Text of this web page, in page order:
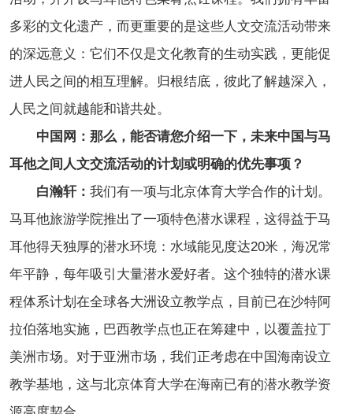
多彩的文化遗产，而更重要的是这些人文交流活动带来
的深远意义：它们不仅是文化教育的生动实践，更能促
进人民之间的相互理解。归根结底，彼此了解越深入，
人民之间就越能和谐共处。
中国网：那么，能否请您介绍一下，未来中国与马
耳他之间人文交流活动的计划或明确的优先事项？
白瀚轩： 我们有一项与北京体育大学合作的计划。
马耳他旅游学院推出了一项特色潜水课程，这得益于马
耳他得天独厚的潜水环境：水域能见度达20米，海况常
年平静，每年吸引大量潜水爱好者。这个独特的潜水课
程体系计划在全球各大洲设立教学点，目前已在沙特阿
拉伯落地实施，巴西教学点也正在筹建中，以覆盖拉丁
美洲市场。对于亚洲市场，我们正考虑在中国海南设立
教学基地，这与北京体育大学在海南已有的潜水教学资